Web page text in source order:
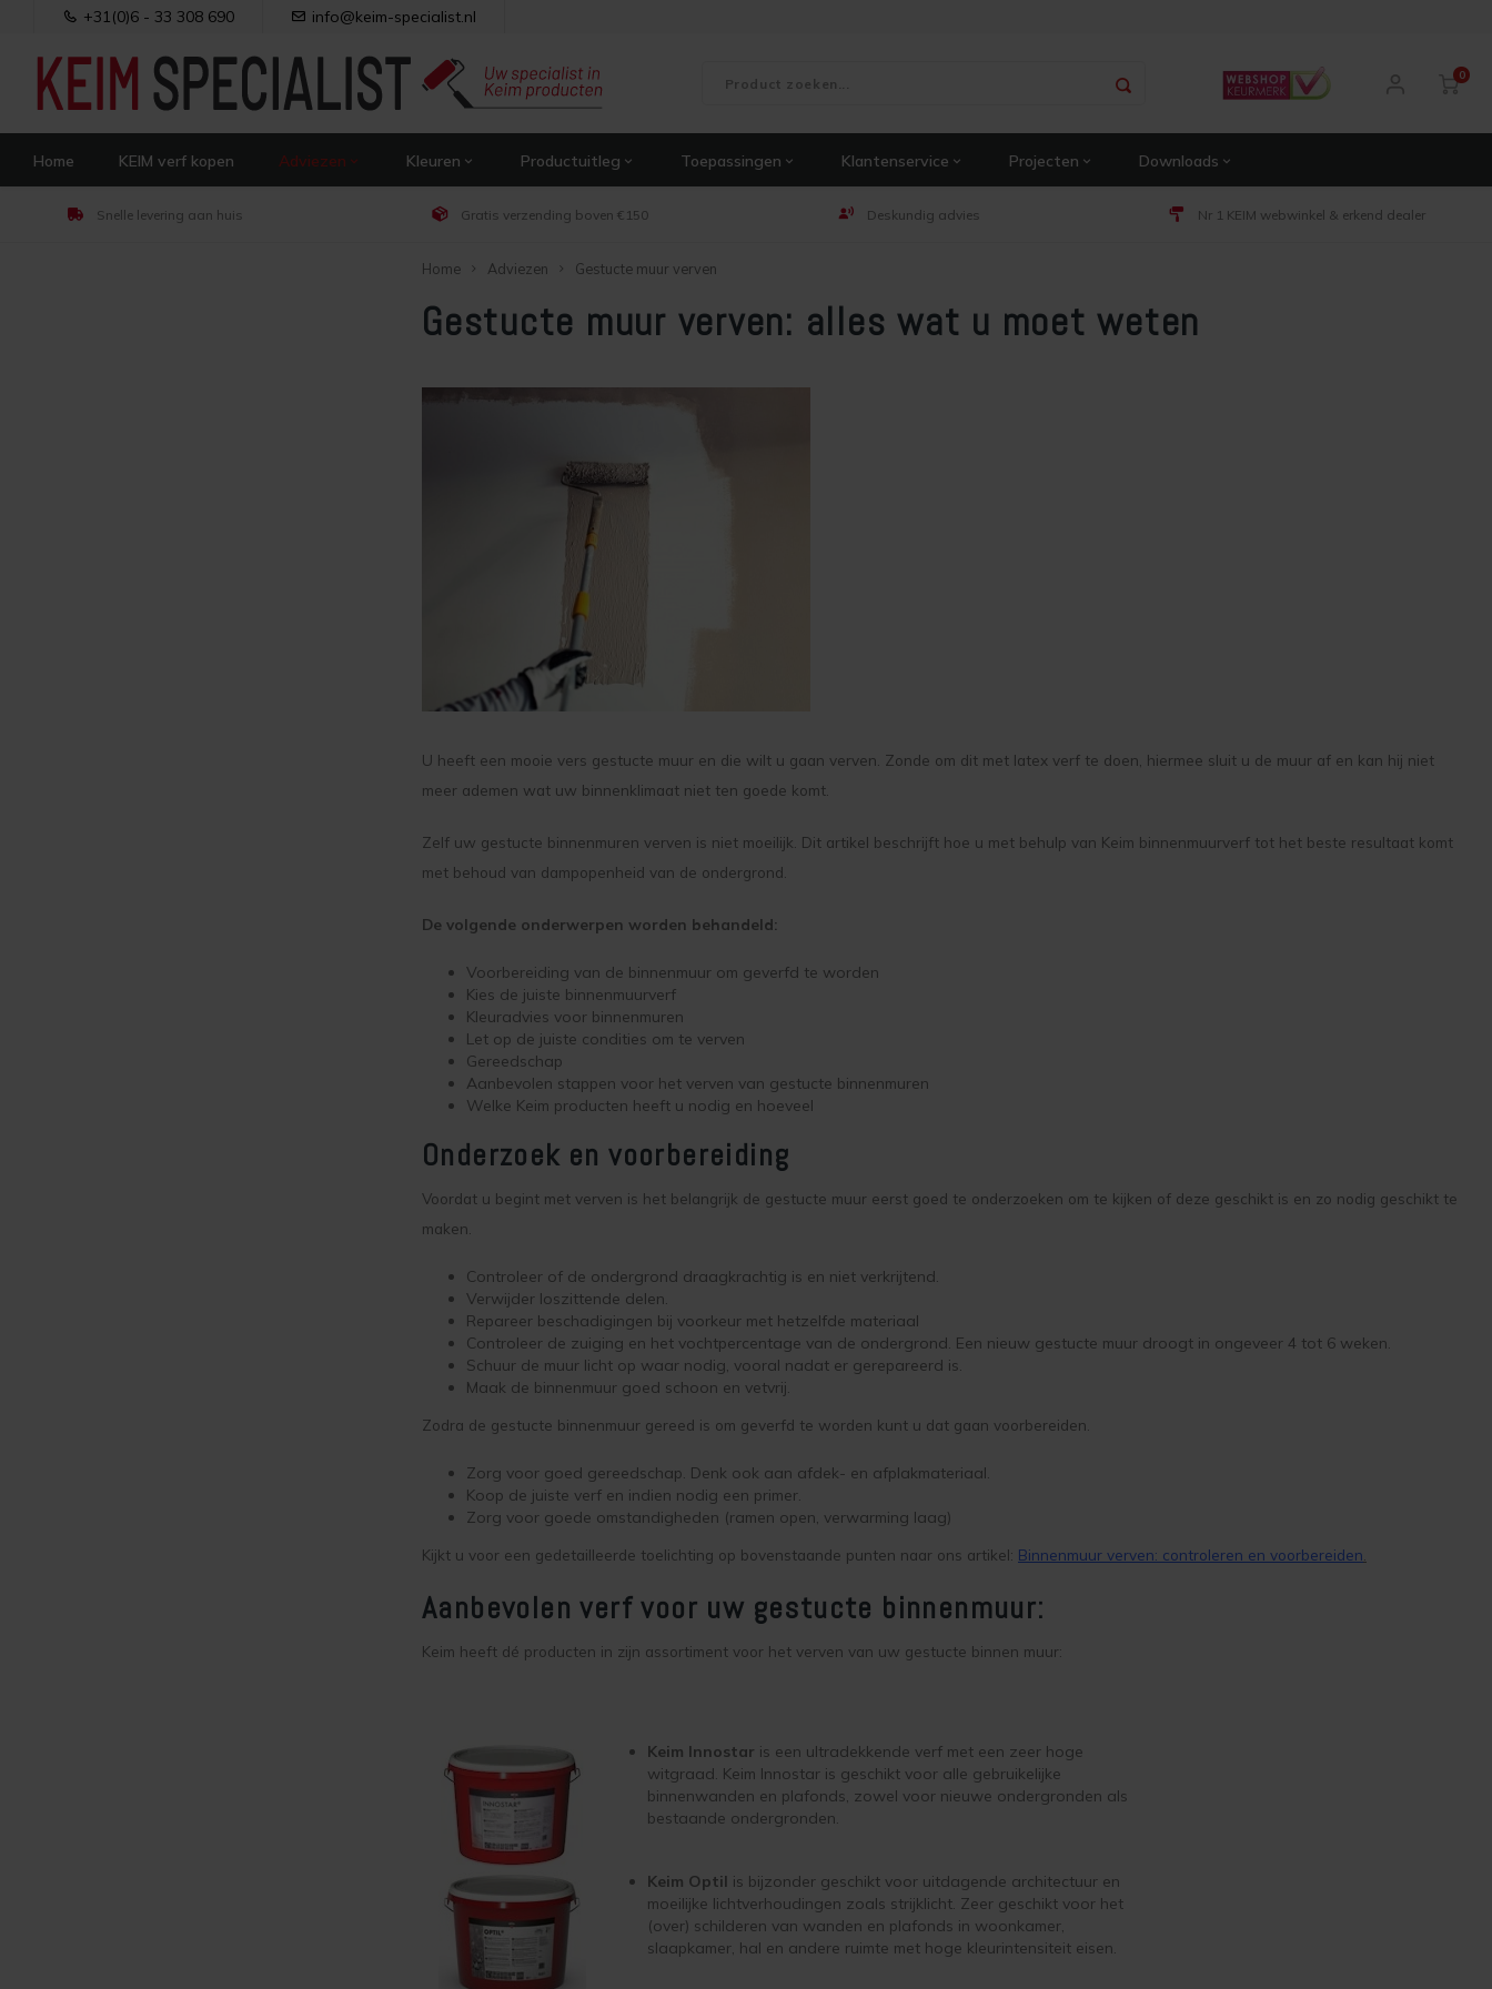
+31(0)6 - 33 308 690 info@keim-specialist.nl
0
Home KEIM verf kopen Adviezen Kleuren Productuitleg Toepassingen Klantenservice Projecten Downloads
Snelle levering aan huis Gratis verzending boven €150 Deskundig advies Nr 1 KEIM webwinkel & erkend dealer
Home Adviezen Gestucte muur verven
Gestucte muur verven: alles wat u moet weten
U heeft een mooie vers gestucte muur en die wilt u gaan verven. Zonde om dit met latex verf te doen, hiermee sluit u de muur af en kan hij niet
meer ademen wat uw binnenklimaat niet ten goede komt.
Zelf uw gestucte binnenmuren verven is niet moeilijk. Dit artikel beschrijft hoe u met behulp van Keim binnenmuurverf tot het beste resultaat komt
met behoud van dampopenheid van de ondergrond.
De volgende onderwerpen worden behandeld:
Voorbereiding van de binnenmuur om geverfd te worden
Kies de juiste binnenmuurverf
Kleuradvies voor binnenmuren
Let op de juiste condities om te verven
Gereedschap
Aanbevolen stappen voor het verven van gestucte binnenmuren
Welke Keim producten heeft u nodig en hoeveel
Onderzoek en voorbereiding
Voordat u begint met verven is het belangrijk de gestucte muur eerst goed te onderzoeken om te kijken of deze geschikt is en zo nodig geschikt te
maken.
Controleer of de ondergrond draagkrachtig is en niet verkrijtend.
Verwijder loszittende delen.
Repareer beschadigingen bij voorkeur met hetzelfde materiaal
Controleer de zuiging en het vochtpercentage van de ondergrond. Een nieuw gestucte muur droogt in ongeveer 4 tot 6 weken.
Schuur de muur licht op waar nodig, vooral nadat er gerepareerd is.
Maak de binnenmuur goed schoon en vetvrij.
Zodra de gestucte binnenmuur gereed is om geverfd te worden kunt u dat gaan voorbereiden.
Zorg voor goed gereedschap. Denk ook aan afdek- en afplakmateriaal.
Koop de juiste verf en indien nodig een primer.
Zorg voor goede omstandigheden (ramen open, verwarming laag)
Kijkt u voor een gedetailleerde toelichting op bovenstaande punten naar ons artikel: Binnenmuur verven: controleren en voorbereiden
Aanbevolen verf voor uw gestucte binnenmuur:
Keim heeft dé producten in zijn assortiment voor het verven van uw gestucte binnen muur:
Keim Innostar is een ultradekkende verf met een zeer hoge
witgraad. Keim lnnostar is geschikt voor alle gebruikelijke
binnenwanden en plafonds, zowel voor nieuwe ondergronden als
bestaande ondergronden.
Keim Optil is bijzonder geschikt voor uitdagende architectuur en
moeilijke lichtverhoudingen zoals strijklicht. Zeer geschikt voor het
(over) schilderen van wanden en plafonds in woonkamer,
slaapkamer, hal en andere ruimte met hoge kleurintensiteit eisen.